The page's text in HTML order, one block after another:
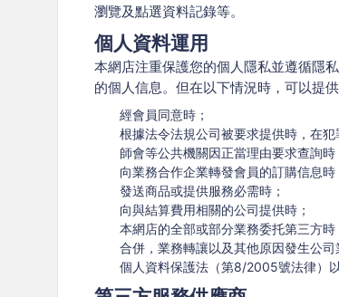
瀏覽及點選資料記錄等。
個人資料運用
本網店注重保護您的個人隱私並遵循隱
的個人信息。但在以下情況時，可以提供
經會員同意時；
根據法令法規公司被要求提供時，在
師會等公共機關因正當理由要求查詢時
向業務合作企業轉發會員的訂購信息時
發送商品或提供服務必需時；
向與結算費用相關的公司提供時；
本網店的全部或部分業務委托第三方時
合併，業務轉讓以及其他原因發生公
個人資料保護法（第8/2005號法律）